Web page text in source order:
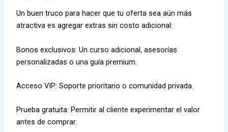
Un buen truco para hacer que tu oferta sea aún más
atractiva es agregar extras sin costo adicional:
Bonos exclusivos: Un curso adicional, asesorías
personalizadas o una guía premium.
Acceso VIP: Soporte prioritario o comunidad privada.
Prueba gratuita: Permitir al cliente experimentar el valor
antes de comprar.